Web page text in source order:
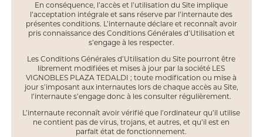
En conséquence, l’accès et l’utilisation du Site implique
l’acceptation intégrale et sans réserve par l’internaute des
présentes conditions. L’internaute déclare et reconnaît avoir
pris connaissance des Conditions Générales d’Utilisation et
s’engage à les respecter.
Les Conditions Générales d’Utilisation du Site pourront être
librement modifiées et mises à jour par la société LES
VIGNOBLES PLAZA TEDALDI ; toute modification ou mise à
jour s’imposant aux internautes lors de chaque accès au Site,
l’internaute s’engage donc à les consulter régulièrement.
L’internaute reconnaît avoir vérifié que l’ordinateur qu’il utilise
ne contient pas de virus, trojans, et autres, et qu’il est en
parfait état de fonctionnement.